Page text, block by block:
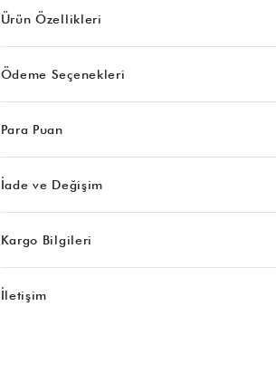
Ürün Özellikleri
Ödeme Seçenekleri
Para Puan
İade ve Değişim
Kargo Bilgileri
İletişim